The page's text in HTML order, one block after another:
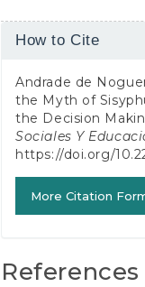
Article
How to Cite
Andrade de
the Myth of
the Decision
Sociales Y
https://doi.org/
More Citation
References